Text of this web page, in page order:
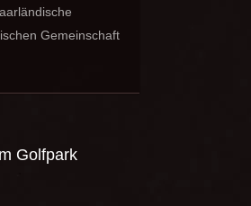
Gemeinschaft
Golfpark